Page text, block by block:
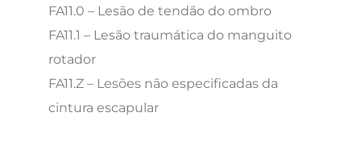
FA11.0 – Lesão de tendão do ombro
FA11.1 – Lesão traumática do manguito
rotador
FA11.Z – Lesões não especificadas da
cintura escapular